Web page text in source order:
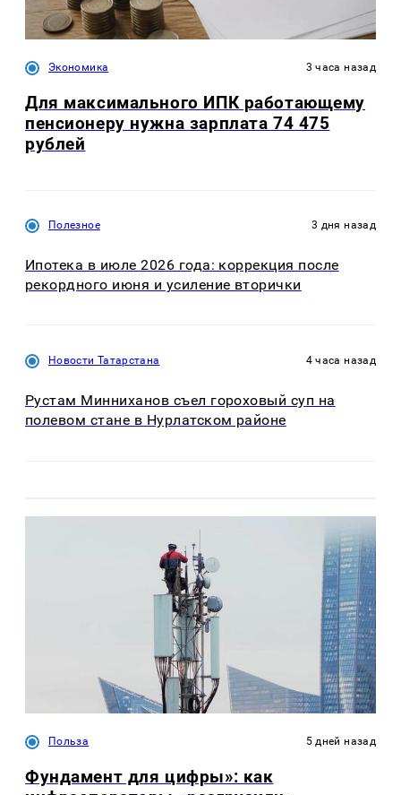
Экономика 3 часа назад
Для максимального ИПК работающему
пенсионеру нужна зарплата 74 475
рублей
Полезное 3 дня назад
Ипотека в июле 2026 года: коррекция после
рекордного июня и усиление вторички
Новости Татарстана 4 часа назад
Рустам Минниханов съел гороховый суп на
полевом стане в Нурлатском районе
Польза 5 дней назад
Фундамент для цифры»: как